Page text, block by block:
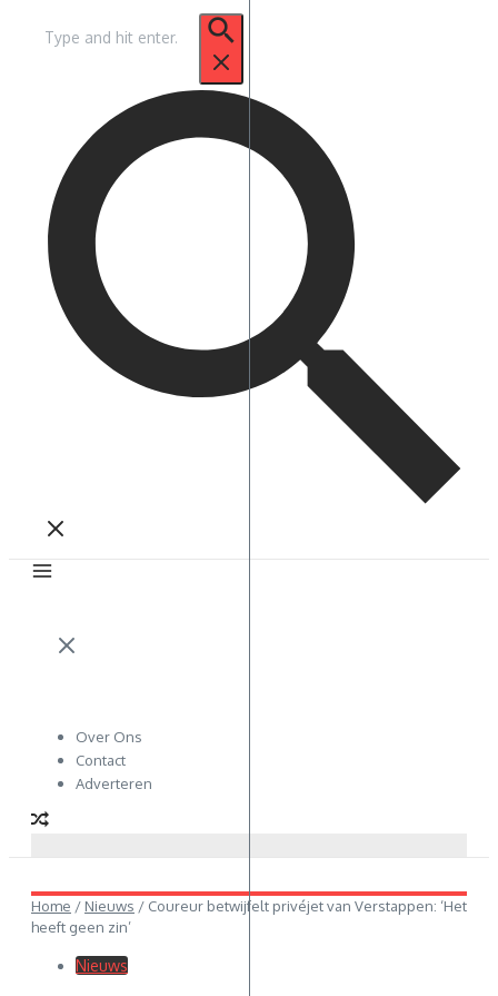
naar:
Over Ons
Contact
Adverteren
Home / Nieuws / Coureur betwijfelt privéjet van Verstappen: ‘Het
heeft geen zin’
Nieuws